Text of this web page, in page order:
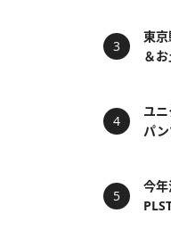
東
＆
ユ
パ
今